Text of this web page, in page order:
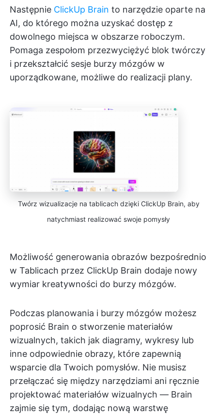
Następnie ClickUp Brain to narzędzie oparte na
AI, do którego można uzyskać dostęp z
dowolnego miejsca w obszarze roboczym.
Pomaga zespołom przezwyciężyć blok twórczy
i przekształcić sesje burzy mózgów w
uporządkowane, możliwe do realizacji plany.
Twórz wizualizacje na tablicach dzięki ClickUp Brain, aby
natychmiast realizować swoje pomysły
Możliwość generowania obrazów bezpośrednio
w Tablicach przez ClickUp Brain dodaje nowy
wymiar kreatywności do burzy mózgów.
Podczas planowania i burzy mózgów możesz
poprosić Brain o stworzenie materiałów
wizualnych, takich jak diagramy, wykresy lub
inne odpowiednie obrazy, które zapewnią
wsparcie dla Twoich pomysłów. Nie musisz
przełączać się między narzędziami ani ręcznie
projektować materiałów wizualnych — Brain
zajmie się tym, dodając nową warstwę